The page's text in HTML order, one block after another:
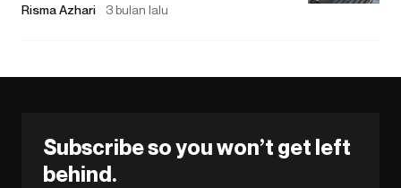
Risma Azhari 3 bulan lalu
Subscribe so you won’t get left
behind.